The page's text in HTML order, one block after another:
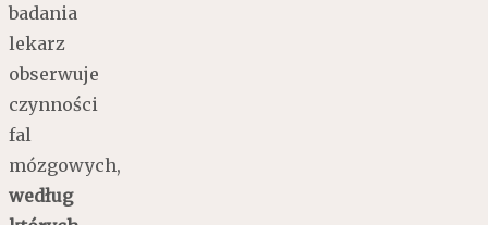
badania
lekarz
obserwuje
czynności
fal
mózgowych,
według